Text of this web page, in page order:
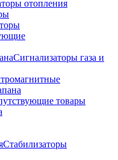
отопления
Сигнализаторы газа и
товары
Стабилизаторы